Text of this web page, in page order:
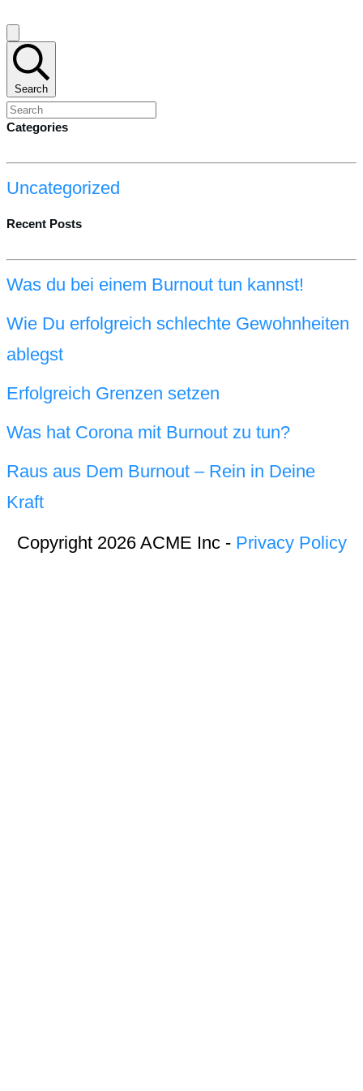
Search
Categories
Uncategorized
Recent Posts
Was du bei einem Burnout tun kannst!
Wie Du erfolgreich schlechte Gewohnheiten
ablegst
Erfolgreich Grenzen setzen
Was hat Corona mit Burnout zu tun?
Raus aus Dem Burnout – Rein in Deine
Kraft
Copyright 2026 ACME Inc - Privacy Policy